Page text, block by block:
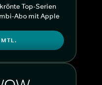
Top-Serien
Abo mit Apple